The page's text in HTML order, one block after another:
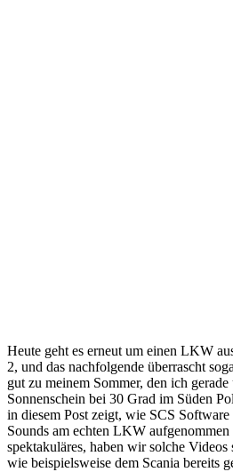
Heute geht es erneut um einen LKW
2, und das nachfolgende überrascht
gut zu meinem Sommer, den ich
Sonnenschein bei 30 Grad im Süden
in diesem Post zeigt, wie SCS
Sounds am echten LKW
spektakuläres, haben wir solche
wie beispielsweise dem Scania bereits